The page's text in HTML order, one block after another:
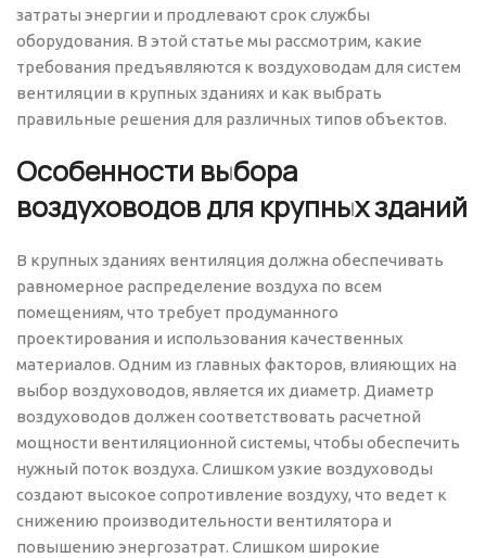
затраты энергии и продлевают срок службы
оборудования. В этой статье мы рассмотрим, какие
требования предъявляются к воздуховодам для систем
вентиляции в крупных зданиях и как выбрать
правильные решения для различных типов объектов.
Особенности выбора
воздуховодов для крупных зданий
В крупных зданиях вентиляция должна обеспечивать
равномерное распределение воздуха по всем
помещениям, что требует продуманного
проектирования и использования качественных
материалов. Одним из главных факторов, влияющих на
выбор воздуховодов, является их диаметр. Диаметр
воздуховодов должен соответствовать расчетной
мощности вентиляционной системы, чтобы обеспечить
нужный поток воздуха. Слишком узкие воздуховоды
создают высокое сопротивление воздуху, что ведет к
снижению производительности вентилятора и
повышению энергозатрат. Слишком широкие